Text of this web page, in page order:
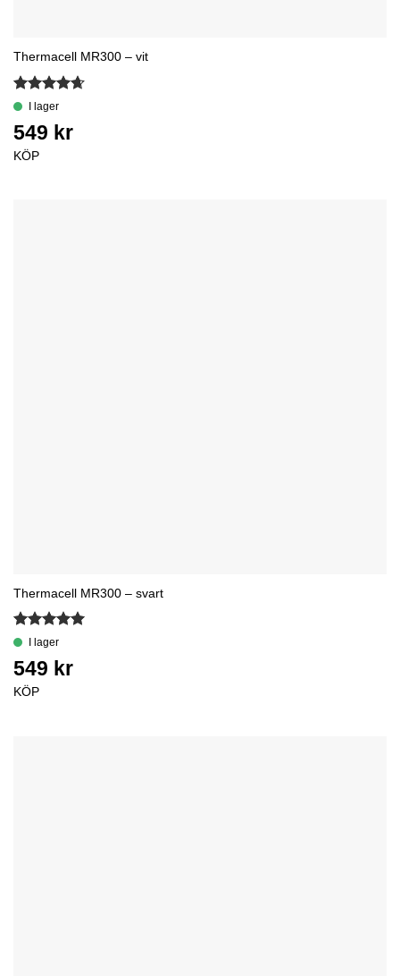
Thermacell MR300 – vit
Betygsatt
KÖP
Thermacell MR300 – svart
Betygsatt
KÖP